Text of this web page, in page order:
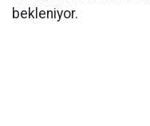
bekleniyor.